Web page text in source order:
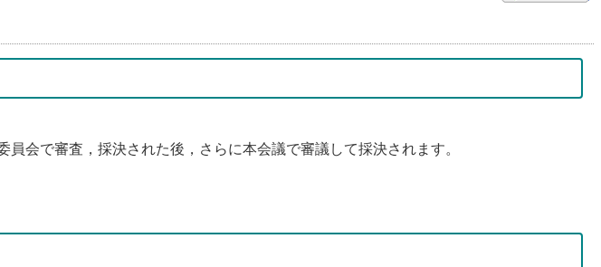
会で審査，採決された後，さらに本会議で審議して採決されます。